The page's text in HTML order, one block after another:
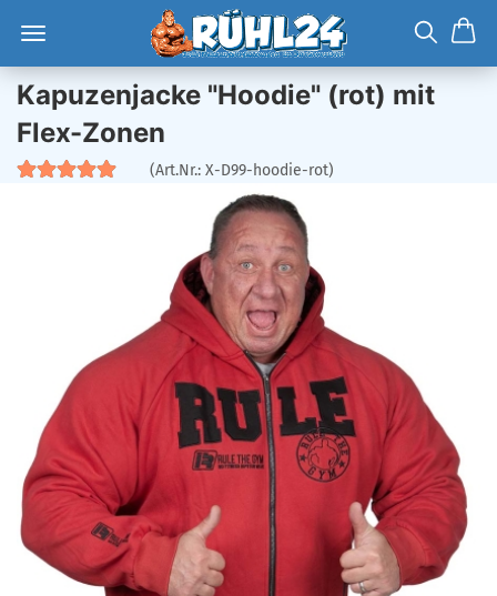
Kapuzenjacke "Hoodie" (rot) mit
Flex-Zonen
(Art.Nr.: X-D99-hoodie-rot)